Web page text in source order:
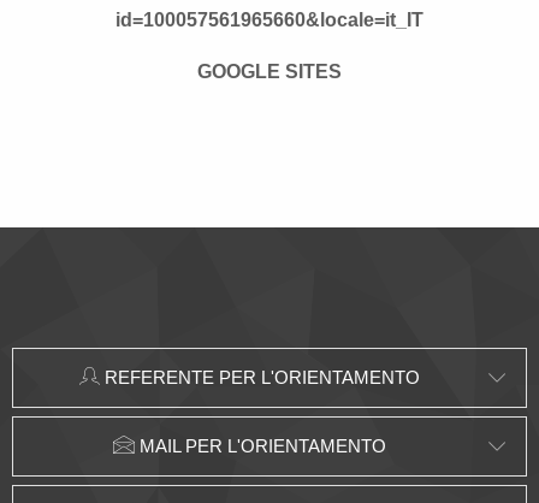
id=100057561965660&locale=it_IT
GOOGLE SITES
REFERENTE PER L'ORIENTAMENTO
MAIL PER L'ORIENTAMENTO